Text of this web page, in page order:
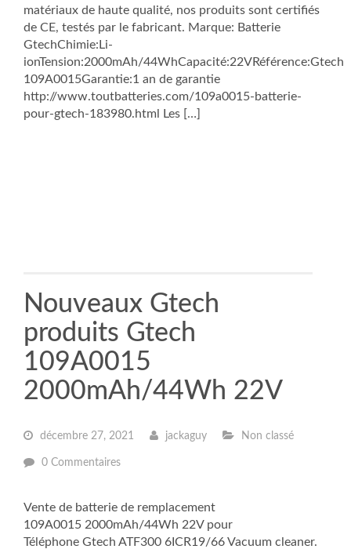
matériaux de haute qualité, nos produits sont certifiés
de CE, testés par le fabricant. Marque: Batterie
GtechChimie:Li-
ionTension:2000mAh/44WhCapacité:22VRéférence:Gtech
109A0015Garantie:1 an de garantie
http://www.toutbatteries.com/109a0015-batterie-
pour-gtech-183980.html Les […]
Nouveaux Gtech
produits Gtech
109A0015
2000mAh/44Wh 22V
décembre 27, 2021 jackaguy Non classé
0 Commentaires
Vente de batterie de remplacement
109A0015 2000mAh/44Wh 22V pour
Téléphone Gtech ATF300 6ICR19/66 Vacuum cleaner.